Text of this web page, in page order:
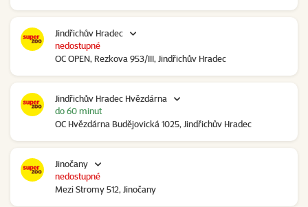
Jindřichův Hradec
OC OPEN, Rezkova 953/III, Jindřichův Hradec
nedostupné
Jindřichův Hradec Hvězdárna
OC Hvězdárna Budějovická 1025, Jindřichův Hradec
do 60 minut
Jinočany
Mezi Stromy 512, Jinočany
nedostupné